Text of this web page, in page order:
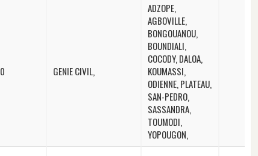
0 GENIE CIVIL,
ADZOPE,
AGBOVILLE,
BONGOUANOU,
BOUNDIALI,
COCODY, DALOA,
KOUMASSI,
ODIENNE, PLATEAU,
SAN-PEDRO,
SASSANDRA,
TOUMODI,
YOPOUGON,